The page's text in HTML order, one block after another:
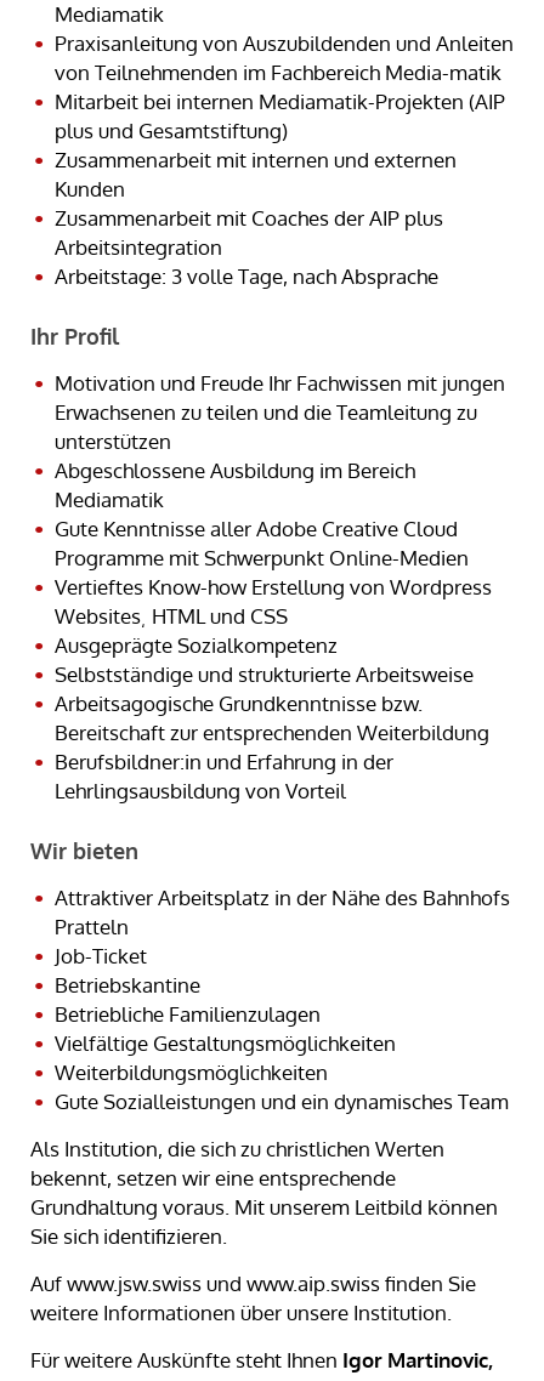
Mediamatik
Praxisanleitung von Auszubildenden und Anleiten
von Teilnehmenden im Fachbereich Media-matik
Mitarbeit bei internen Mediamatik-Projekten (AIP
plus und Gesamtstiftung)
Zusammenarbeit mit internen und externen
Kunden
Zusammenarbeit mit Coaches der AIP plus
Arbeitsintegration
Arbeitstage: 3 volle Tage, nach Absprache
Ihr Profil
Motivation und Freude Ihr Fachwissen mit jungen
Erwachsenen zu teilen und die Teamleitung zu
unterstützen
Abgeschlossene Ausbildung im Bereich
Mediamatik
Gute Kenntnisse aller Adobe Creative Cloud
Programme mit Schwerpunkt Online-Medien
Vertieftes Know-how Erstellung von Wordpress
Websites¸ HTML und CSS
Ausgeprägte Sozialkompetenz
Selbstständige und strukturierte Arbeitsweise
Arbeitsagogische Grundkenntnisse bzw.
Bereitschaft zur entsprechenden Weiterbildung
Berufsbildner:in und Erfahrung in der
Lehrlingsausbildung von Vorteil
Wir bieten
Attraktiver Arbeitsplatz in der Nähe des Bahnhofs
Pratteln
Job-Ticket
Betriebskantine
Betriebliche Familienzulagen
Vielfältige Gestaltungsmöglichkeiten
Weiterbildungsmöglichkeiten
Gute Sozialleistungen und ein dynamisches Team
Als Institution, die sich zu christlichen Werten
bekennt, setzen wir eine entsprechende
Grundhaltung voraus. Mit unserem Leitbild können
Sie sich identifizieren.
Auf www.jsw.swiss und www.aip.swiss finden Sie
weitere Informationen über unsere Institution.
Für weitere Auskünfte steht Ihnen Igor Martinovic,